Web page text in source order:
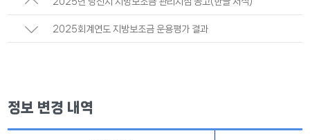
2025회계연도 지방보조금 운용평가 결과
정보 변경 내역